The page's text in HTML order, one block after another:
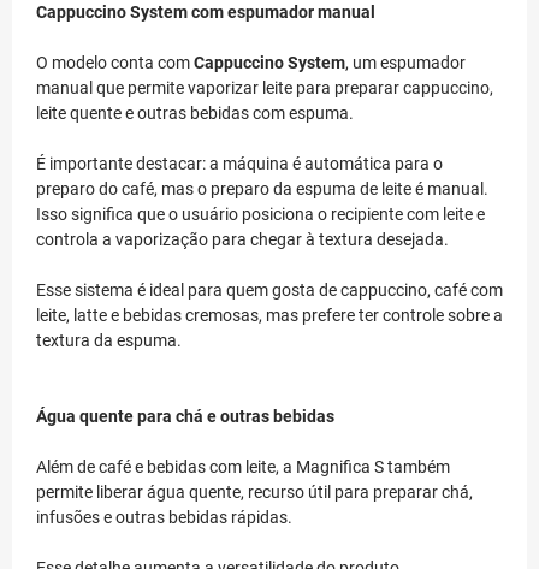
Cappuccino System com espumador manual
O modelo conta comCappuccino System, um espumador
manual que permite vaporizar leite para preparar cappuccino,
leite quente e outras bebidas com espuma.
É importante destacar: a máquina é automática para o
preparo do café, mas o preparo da espuma de leite é manual.
Isso significa que o usuário posiciona o recipiente com leite e
controla a vaporização para chegar à textura desejada.
Esse sistema é ideal para quem gosta de cappuccino, café com
leite, latte e bebidas cremosas, mas prefere ter controle sobre a
textura da espuma.
Água quente para chá e outras bebidas
Além de café e bebidas com leite, a Magnifica S também
permite liberar água quente, recurso útil para preparar chá,
infusões e outras bebidas rápidas.